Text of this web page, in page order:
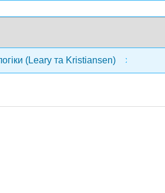
(Leary та Kristiansen)